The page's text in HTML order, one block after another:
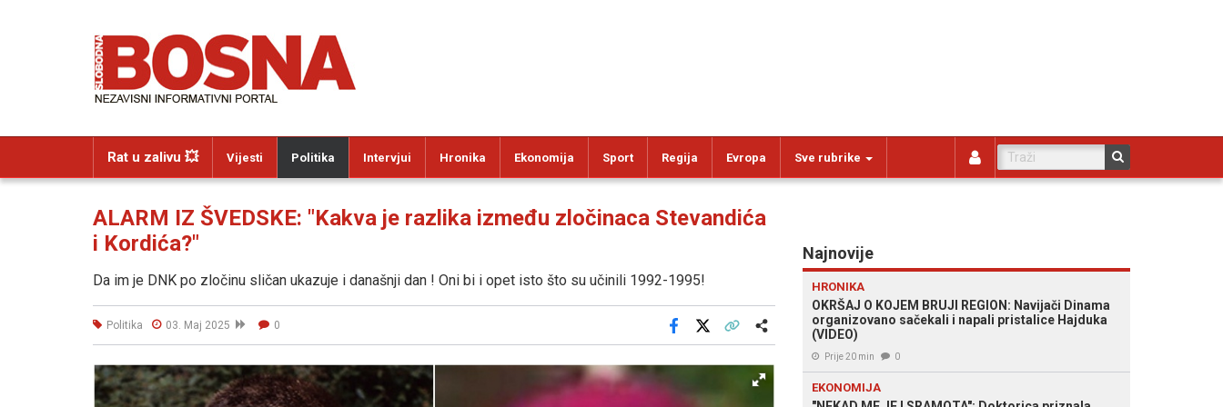
Rat u zalivu 💥 Vijesti Politika Intervjui Hronika Ekonomija Sport Regija Evropa Sve rubrike
ALARM IZ ŠVEDSKE: "Kakva je razlika između zločinaca Stevandića
i Kordića?"
Da im je DNK po zločinu sličan ukazuje i današnji dan ! Oni bi i opet isto što su učinili 1992-1995!
Politika 03. Maj 2025 0
Facebook
Najnovije
HRONIKA
OKRŠAJ O KOJEM BRUJI REGION: Navijači Dinama
organizovano sačekali i napali pristalice Hajduka
(VIDEO)
Prije 20 min 0
EKONOMIJA